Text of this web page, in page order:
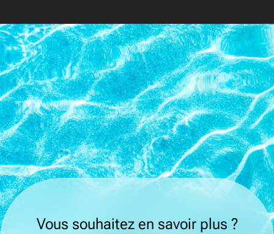
Vous souhaitez en savoir plus ?